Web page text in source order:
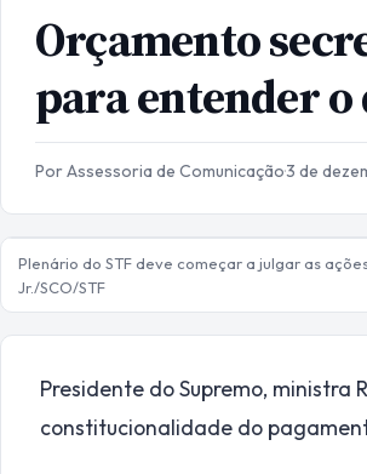
Orçamento
para entender o
Por Assessoria de Comunicação·3 de
Plenário do STF deve começar a julgar as
Jr./SCO/STF
Presidente do Supremo, ministra
constitucionalidade do